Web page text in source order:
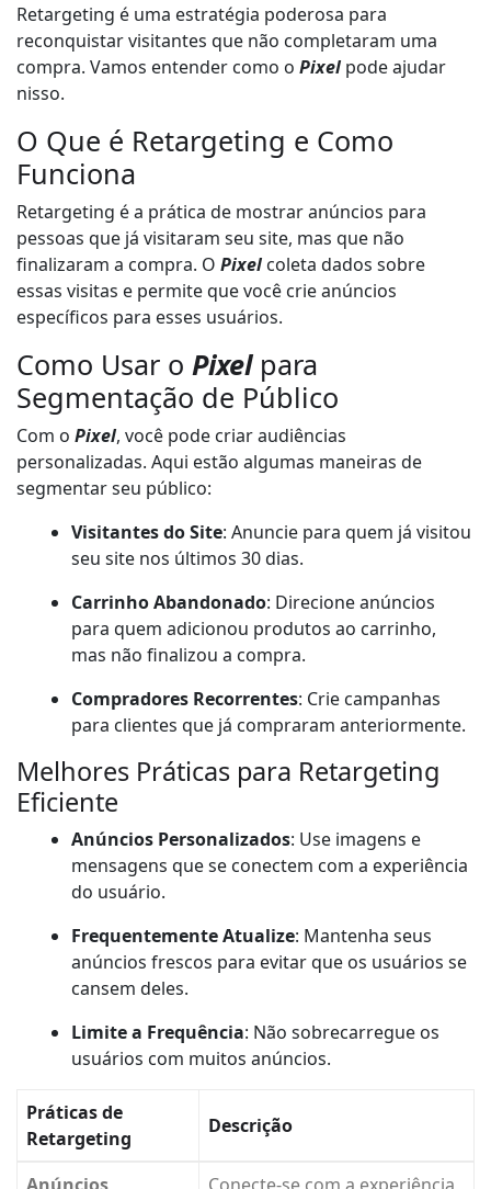
Retargeting é uma estratégia poderosa para
reconquistar visitantes que não completaram uma
compra. Vamos entender como o Pixelpode ajudar
nisso.
O Que é Retargeting e Como
Funciona
Retargeting é a prática de mostrar anúncios para
pessoas que já visitaram seu site, mas que não
finalizaram a compra. O Pixelcoleta dados sobre
essas visitas e permite que você crie anúncios
específicos para esses usuários.
Como Usar o Pixelpara
Segmentação de Público
Com o Pixel, você pode criar audiências
personalizadas. Aqui estão algumas maneiras de
segmentar seu público:
Visitantes do Site: Anuncie para quem já visitou
seu site nos últimos 30 dias.
Carrinho Abandonado: Direcione anúncios
para quem adicionou produtos ao carrinho,
mas não finalizou a compra.
Compradores Recorrentes: Crie campanhas
para clientes que já compraram anteriormente.
Melhores Práticas para Retargeting
Eficiente
Anúncios Personalizados: Use imagens e
mensagens que se conectem com a experiência
do usuário.
Frequentemente Atualize: Mantenha seus
anúncios frescos para evitar que os usuários se
cansem deles.
Limite a Frequência: Não sobrecarregue os
usuários com muitos anúncios.
Práticas de
Retargeting
Descrição